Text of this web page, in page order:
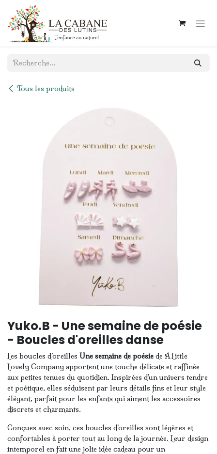
Se rendre au contenu
Tous les produits
Yuko.B - Une semaine de poésie
- Boucles d'oreilles danse
Les boucles d’oreilles Une semaine de poésie de A Little
Lovely Company apportent une touche délicate et raffinée
aux petites tenues du quotidien. Inspirées d’un univers tendre
et poétique, elles séduisent par leurs détails fins et leur style
élégant, parfait pour les enfants qui aiment les accessoires
discrets et charmants.
Conçues avec soin, ces boucles d’oreilles sont légères et
confortables à porter tout au long de la journée. Leur design
intemporel en fait une jolie idée cadeau pour un